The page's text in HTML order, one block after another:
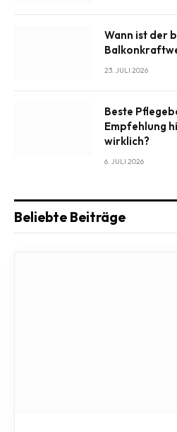
Wann ist der
23. JULI 2026
Beste
Empfehlung
wirklich?
6. JULI 2026
Beliebte Beiträge